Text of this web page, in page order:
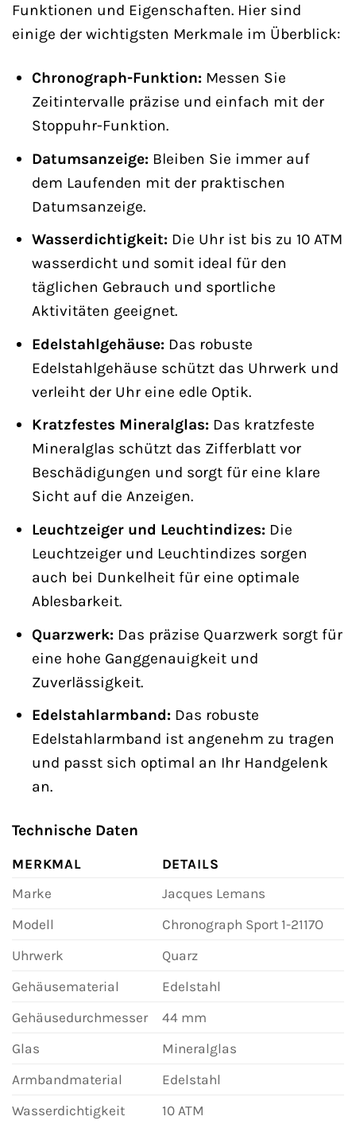
Funktionen und Eigenschaften. Hier sind
einige der wichtigsten Merkmale im Überblick:
Chronograph-Funktion:Messen Sie
Zeitintervalle präzise und einfach mit der
Stoppuhr-Funktion.
Datumsanzeige:Bleiben Sie immer auf
dem Laufenden mit der praktischen
Datumsanzeige.
Wasserdichtigkeit:Die Uhr ist bis zu 10 ATM
wasserdicht und somit ideal für den
täglichen Gebrauch und sportliche
Aktivitäten geeignet.
Edelstahlgehäuse:Das robuste
Edelstahlgehäuse schützt das Uhrwerk und
verleiht der Uhr eine edle Optik.
Kratzfestes Mineralglas:Das kratzfeste
Mineralglas schützt das Zifferblatt vor
Beschädigungen und sorgt für eine klare
Sicht auf die Anzeigen.
Leuchtzeiger und Leuchtindizes:Die
Leuchtzeiger und Leuchtindizes sorgen
auch bei Dunkelheit für eine optimale
Ablesbarkeit.
Quarzwerk:Das präzise Quarzwerk sorgt für
eine hohe Ganggenauigkeit und
Zuverlässigkeit.
Edelstahlarmband:Das robuste
Edelstahlarmband ist angenehm zu tragen
und passt sich optimal an Ihr Handgelenk
an.
Technische Daten
MERKMAL
DETAILS
Marke
Jacques Lemans
Modell
Chronograph Sport 1-2117O
Uhrwerk
Quarz
Gehäusematerial
Edelstahl
Gehäusedurchmesser
44 mm
Glas
Mineralglas
Armbandmaterial
Edelstahl
Wasserdichtigkeit
10 ATM